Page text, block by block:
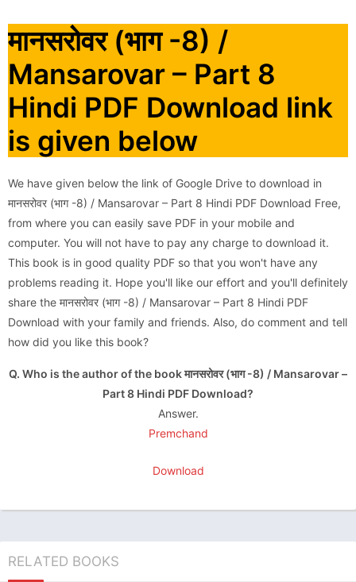
मानसरोवर (भाग -8) /
Mansarovar – Part 8
Hindi PDF Download link
is given below
We have given below the link of Google Drive to download in
मानसरोवर (भाग -8) / Mansarovar – Part 8 Hindi PDF Download Free,
from where you can easily save PDF in your mobile and
computer. You will not have to pay any charge to download it.
This book is in good quality PDF so that you won't have any
problems reading it. Hope you'll like our effort and you'll definitely
share the मानसरोवर (भाग -8) / Mansarovar – Part 8 Hindi PDF
Download with your family and friends. Also, do comment and tell
how did you like this book?
Q. Who is the author of the book मानसरोवर (भाग -8) / Mansarovar –
Part 8 Hindi PDF Download?
Answer.
Premchand
Download
RELATED BOOKS